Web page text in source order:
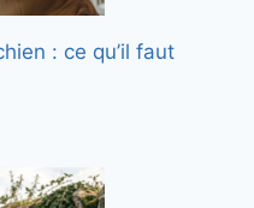
: ce qu’il faut